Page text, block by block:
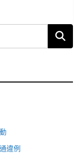
違例